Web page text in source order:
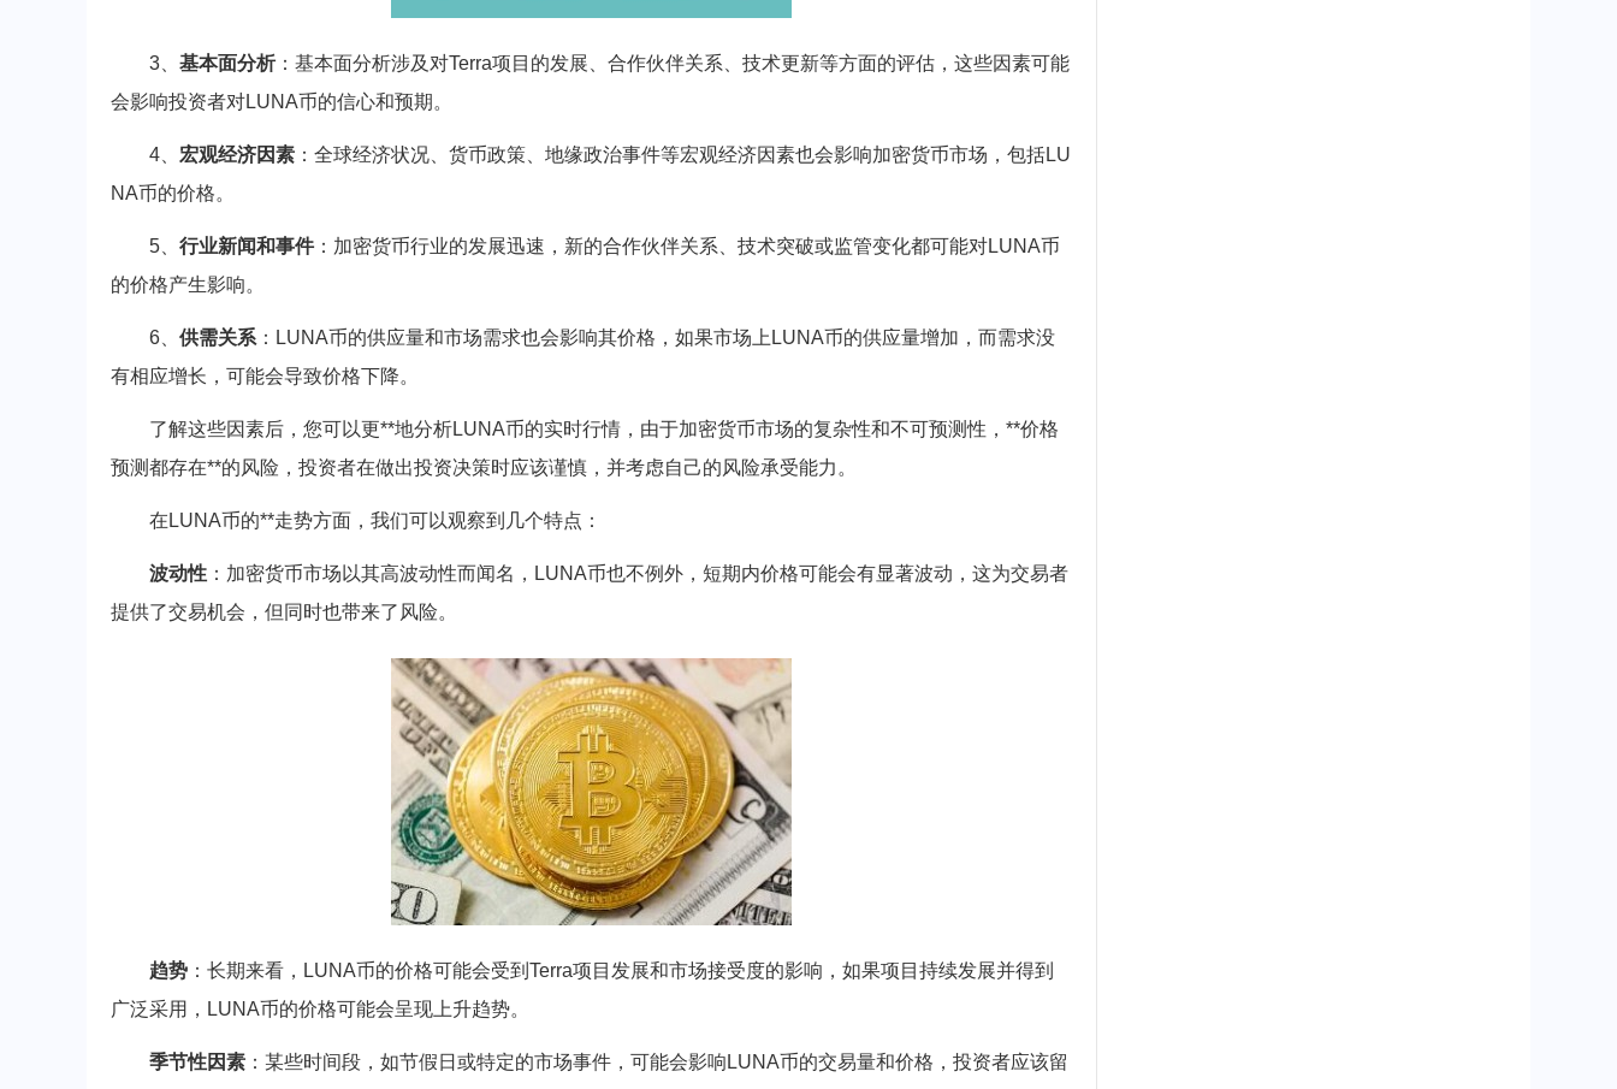
3、 基本面分析：基本面分析涉及对Terra项目的发展、合作伙伴关系、技术更新等方面的评估，这些因素可能
会影响投资者对LUNA币的信心和预期。
4、 宏观经济因素 ：全球经济状况、货币政策、地缘政治事件等宏观经济因素也会影响加密货币市场，包括LU
NA币的价格。
5、 行业新闻和事件：加密货币行业的发展迅速，新的合作伙伴关系、技术突破或监管变化都可能对LUNA币
的价格产生影响。
6、 供需关系 ：LUNA币的供应量和市场需求也会影响其价格，如果市场上LUNA币的供应量增加，而需求没
有相应增长，可能会导致价格下降。
了解这些因素后，您可以更**地分析LUNA币的实时行情，由于加密货币市场的复杂性和不可预测性，**价格
预测都存在**的风险，投资者在做出投资决策时应该谨慎，并考虑自己的风险承受能力。
在LUNA币的**走势方面，我们可以观察到几个特点：
波动性 ：加密货币市场以其高波动性而闻名，LUNA币也不例外，短期内价格可能会有显著波动，这为交易者
提供了交易机会，但同时也带来了风险。
趋势 ：长期来看，LUNA币的价格可能会受到Terra项目发展和市场接受度的影响，如果项目持续发展并得到
广泛采用，LUNA币的价格可能会呈现上升趋势。
季节性因素 ：某些时间段，如节假日或特定的市场事件，可能会影响LUNA币的交易量和价格，投资者应该留